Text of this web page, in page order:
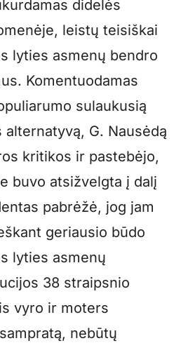
didelės
leistų teisiškai
lyties asmenų bendro
Komentuodamas
sulaukusią
G. Nausėdą
kritikos ir pastebėjo,
buvo atsižvelgta į dalį
pabrėžė, jog jam
geriausio būdo
lyties asmenų
38 straipsnio
vyro ir moters
nebūtų